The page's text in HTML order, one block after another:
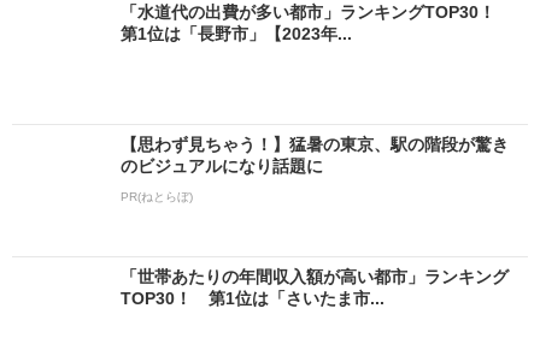
「水道代の出費が多い都市」ランキングTOP30！
第1位は「長野市」【2023年...
【思わず見ちゃう！】猛暑の東京、駅の階段が驚き
のビジュアルになり話題に
PR(ねとらぼ)
「世帯あたりの年間収入額が高い都市」ランキング
TOP30！ 第1位は「さいたま市...